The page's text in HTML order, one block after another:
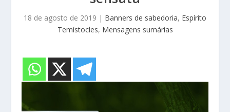
18 de agosto de 2019 | Banners de sabedoria, Espírito
Temístocles, Mensagens sumárias